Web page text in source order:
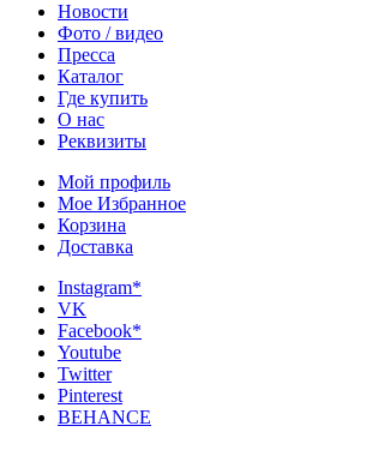
Новости
Фото / видео
Пресса
Каталог
Где купить
О нас
Реквизиты
Мой профиль
Мое Избранное
Корзина
Доставка
Instagram*
VK
Facebook*
Youtube
Twitter
Pinterest
BEHANCE